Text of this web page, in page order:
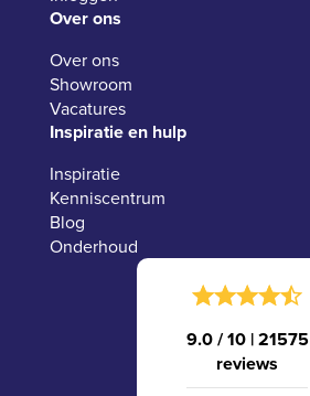
Over ons
Over ons
Showroom
Vacatures
Inspiratie en hulp
Inspiratie
Kenniscentrum
Blog
Onderhoud
9.0 / 10 |21575
reviews